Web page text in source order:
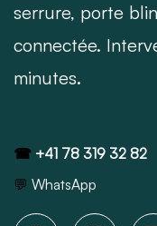
serrure, porte
connectée.
minutes.
☎ +41 78 319 32 82
💬 WhatsApp